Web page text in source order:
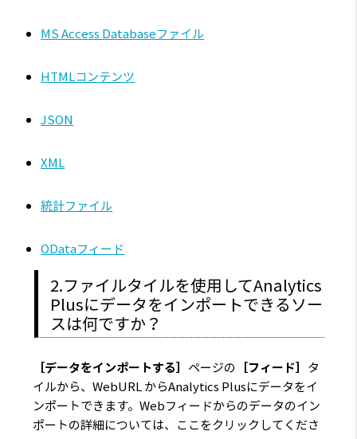
MS Access Databaseファイル
HTMLコンテンツ
JSON
XML
統計ファイル
ODataフィード
2.ファイルタイルを使用してAnalytics
Plusにデータをインポートできるソー
スは何ですか？
［データをインポートする］ ページの ［フィード］ タ
イルから、WebURL からAnalytics Plusにデータをイ
ンポートできます。Webフィードからのデータのイン
ポートの詳細については、ここをクリックしてくださ